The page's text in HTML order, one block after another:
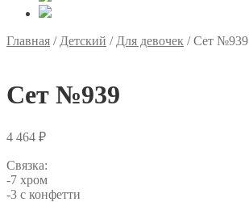
Главная / Детский / Для девочек /Сет №939
Сет №939
4 464 ₽
Связка:
-7 хром
-3 с конфетти